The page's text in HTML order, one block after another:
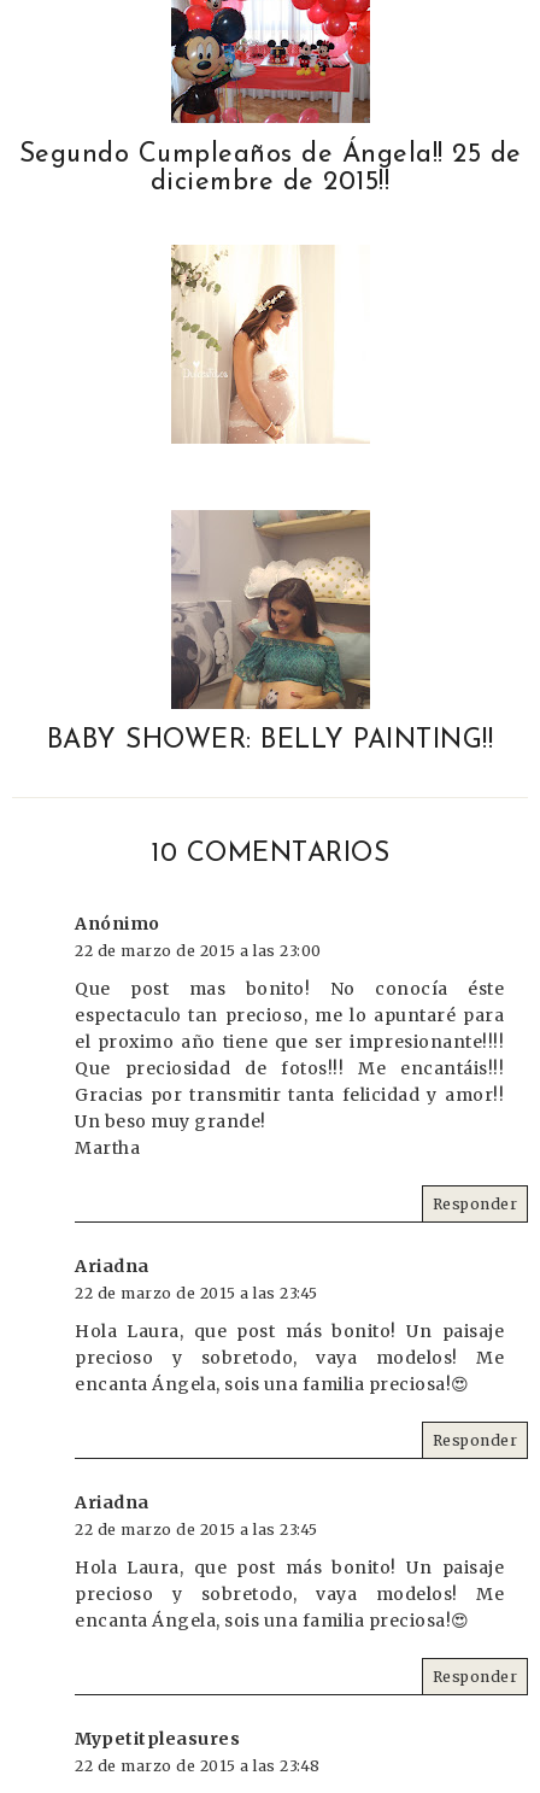
Segundo Cumpleaños de Ángela!! 25 de
diciembre de 2015!!
BABY SHOWER: BELLY PAINTING!!
10 COMENTARIOS
Anónimo
22 de marzo de 2015 a las 23:00
Que post mas bonito! No conocía éste
espectaculo tan precioso, me lo apuntaré para
el proximo año tiene que ser impresionante!!!!
Que preciosidad de fotos!!! Me encantáis!!!
Gracias por transmitir tanta felicidad y amor!!
Un beso muy grande!
Martha
Responder
Ariadna
22 de marzo de 2015 a las 23:45
Hola Laura, que post más bonito! Un paisaje
precioso y sobretodo, vaya modelos! Me
encanta Ángela, sois una familia preciosa!😍
Responder
Ariadna
22 de marzo de 2015 a las 23:45
Hola Laura, que post más bonito! Un paisaje
precioso y sobretodo, vaya modelos! Me
encanta Ángela, sois una familia preciosa!😍
Responder
Mypetitpleasures
22 de marzo de 2015 a las 23:48